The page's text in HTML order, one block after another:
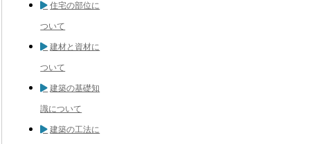
住宅の部位に
ついて
建材と資材に
ついて
建築の基礎知
識について
建築の工法に